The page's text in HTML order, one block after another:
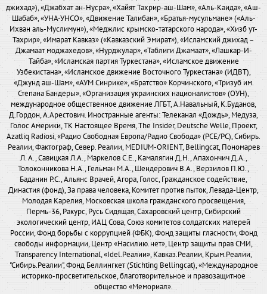
джихад»), «Джабхат ан-Нусра», «Хайят Тахрир-аш-Шам», «Аль-Каида», «Аш-
Шабаб», «УНА-УНСО», «Движение Талибан», «Братья-мусульмане» («Аль-
Ихван аль-Муслимун»), «Меджлис крымско-татарского народа», «Хизб ут-
Тахрир», «Имарат Кавказ» («Кавказский Эмират»), «Исламский джихад –
Джамаат моджахедов», «Нурджулар», «Таблиги Джамаат», «Лашкар-И-
Тайба», «Исламская партия Туркестана», «Исламское движение
Узбекистана», «Исламское движение Восточного Туркестана» (ИДВТ),
«Джунд аш-Шам», «АУМ Синрике», «Братство» Корчинского, «Тризуб им.
Степана Бандеры», «Организация украинских националистов» (ОУН),
международное общественное движение ЛГБТ, А.Навальный, К.Буданов,
Д.Гордон, А.Арестович. Иностранные агенты: Телеканал «Дождь», Медуза,
Голос Америки, ТК Настоящее Время, The Insider, Deutsche Welle, Проект,
Azatliq Radiosi, «Радио Свободная Европа/Радио Свобода» (PCE/PC), Сибирь.
Реалии, Фактограф, Север. Реалии, MEDIUM-ORIENT, Bellingcat, Пономарев
Л. А., Савицкая Л.А., Маркелов С.Е., Камалягин Д.Н., Апахончич Д.А.,
Толоконникова Н.А., Гельман М.А., Шендерович В.А., Верзилов П.Ю.,
Баданин Р.С., Альянс Врачей, Агора, Голос, Гражданское содействие,
Династия (фонд), За права человека, Комитет против пыток, Левада-Центр,
Молодая Карелия, Московская школа гражданского просвещения,
Пермь-36, Ракурс, Русь Сидящая, Сахаровский центр, Сибирский
экологический центр, ИАЦ Сова, Союз комитетов солдатских матерей
России, Фонд борьбы с коррупцией (ФБК), Фонд защиты гласности, Фонд
свободы информации, Центр «Насилию.нет», Центр защиты прав СМИ,
Transparency International, «Idel.Реалии», Кавказ.Реалии, Крым.Реалии,
"Сибирь.Реалии", Фонд Беллингкет (Stichting Bellingcat), «Международное
историко-просветительское, благотворительное и правозащитное
общество «Мемориал».